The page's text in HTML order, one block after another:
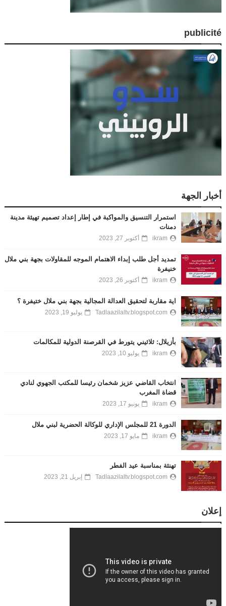
publicité
أخبار الجهة
استمرار التنسيق والمواكبة في إطار إعداد تصميم تهيئة مدينة
دمنات
ikram أكتوبر 27, 2023
تمديد أجل طلب إبداء الاهتمام الموجه للمقاولات بجهة بني ملال
خنيفرة
ikram أكتوبر 26, 2023
اية مقاربة لتحقيق العدالة المجالية بجهة بني ملال ختيفرة ؟
Tadlaazilaltv.blogspot.com يوليو 19, 2023
بأزيلال: ثلاثيني يتورط في القرصنة الدولية للمكالمات
ikram يوليو 10, 2023
انتخاب القاضي عزيز شخمان رئيسا للمكتب الجهوي لنادي
قضاة المغرب
ikram يونيو 17, 2023
الدورة 21 للمجلس الإداري للوكالة الحضرية لبني ملال
ikram مايو 17, 2023
تهنئة بمناسبة عيد الفطر
Tadlaazilaltv.blogspot.com إبريل 21, 2023
إعلان